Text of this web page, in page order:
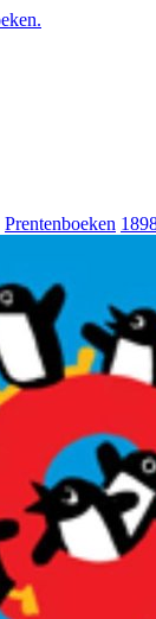
Prentenboeken